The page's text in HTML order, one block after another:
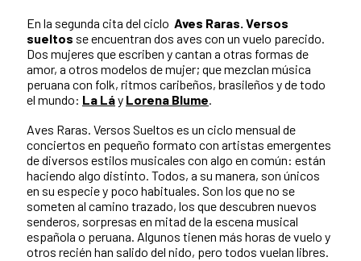
En la segunda cita del ciclo Aves Raras. Versos
sueltos se encuentran dos aves con un vuelo parecido.
Dos mujeres que escriben y cantan a otras formas de
amor, a otros modelos de mujer; que mezclan música
peruana con folk, ritmos caribeños, brasileños y de todo
el mundo: La Láy Lorena Blume.
Aves Raras. Versos Sueltos es un ciclo mensual de
conciertos en pequeño formato con artistas emergentes
de diversos estilos musicales con algo en común: están
haciendo algo distinto. Todos, a su manera, son únicos
en su especie y poco habituales. Son los que no se
someten al camino trazado, los que descubren nuevos
senderos, sorpresas en mitad de la escena musical
española o peruana. Algunos tienen más horas de vuelo y
otros recién han salido del nido, pero todos vuelan libres.